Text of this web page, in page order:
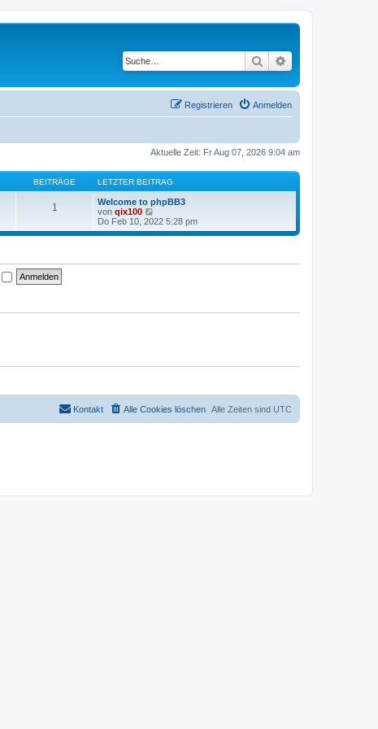
Suche
Anmelden
Registrieren
Aktuelle Zeit: Fr Aug 07, 2026 9:04 am
BEITRÄGE LETZTER BEITRAG
1
Welcome to phpBB3
von qix100
e
u
Do Feb 10, 2022 5:28 pm
Alle Zeiten sind UTC
Alle Cookies löschen
Kontakt